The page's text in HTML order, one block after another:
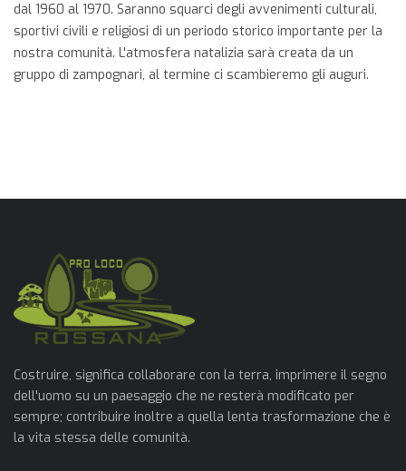
dal 1960 al 1970. Saranno squarci degli avvenimenti culturali,
sportivi civili e religiosi di un periodo storico importante per la
nostra comunità. L'atmosfera natalizia sarà creata da un
gruppo di zampognari, al termine ci scambieremo gli auguri.
Costruire, significa collaborare con la terra, imprimere il segno
dell'uomo su un paesaggio che ne resterà modificato per
sempre; contribuire inoltre a quella lenta trasformazione che è
la vita stessa delle comunità.